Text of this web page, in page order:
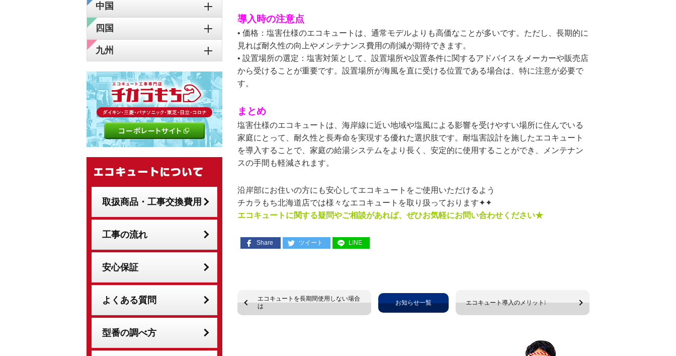
導入時の注意点
• 価格：塩害仕様のエコキュートは、通常モデルよりも高価なことが多いです。ただし、長期的に
見れば耐久性の向上やメンテナンス費用の削減が期待できます。
• 設置場所の選定：塩害対策として、設置場所や設置条件に関するアドバイスをメーカーや販売店
から受けることが重要です。設置場所が海風を直に受ける位置である場合は、特に注意が必要で
す。
まとめ
塩害仕様のエコキュートは、海岸線に近い地域や塩風による影響を受けやすい場所に住んでいる
家庭にとって、耐久性と長寿命を実現する優れた選択肢です。耐塩害設計を施したエコキュート
を導入することで、家庭の給湯システムをより長く、安定的に使用することができ、メンテナン
スの手間も軽減されます。
沿岸部にお住いの方にも安心してエコキュートをご使用いただけるよう
チカラもち北海道店では様々なエコキュートを取り扱っております✦✦
エコキュートに関する疑問やご相談があれば、ぜひお気軽にお問い合わせください★
Share ツイート LINE
エコキュートを長期間使用しない場合
は
エコキュート導入のメリット❕
お知らせ一覧
中国
四国
九州
取扱商品・工事交換費用
工事の流れ
安心保証
よくある質問
型番の調べ方